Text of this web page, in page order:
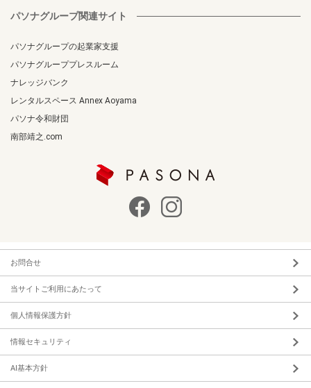
パソナグループ関連サイト
パソナグループの起業家支援
パソナグループプレスルーム
ナレッジバンク
レンタルスペース Annex Aoyama
パソナ令和財団
南部靖之.com
お問合せ
当サイトご利用にあたって
個人情報保護方針
情報セキュリティ
AI基本方針